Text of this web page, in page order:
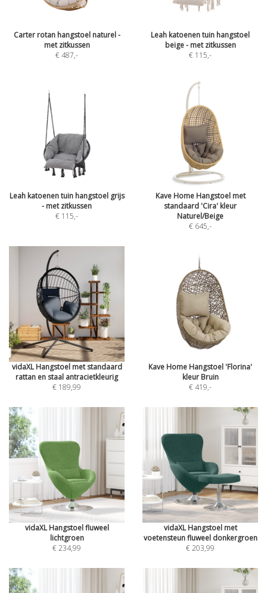
Carter rotan hangstoel naturel -
met zitkussen
€ 487,-
Leah katoenen tuin hangstoel
beige - met zitkussen
€ 115,-
Leah katoenen tuin hangstoel grijs
- met zitkussen
€ 115,-
Kave Home Hangstoel met
standaard 'Cira' kleur
Naturel/Beige
€ 645,-
vidaXL Hangstoel met standaard
rattan en staal antracietkleurig
€ 189,99
Kave Home Hangstoel 'Florina'
kleur Bruin
€ 419,-
vidaXL Hangstoel fluweel
lichtgroen
€ 234,99
vidaXL Hangstoel met
voetensteun fluweel donkergroen
€ 203,99